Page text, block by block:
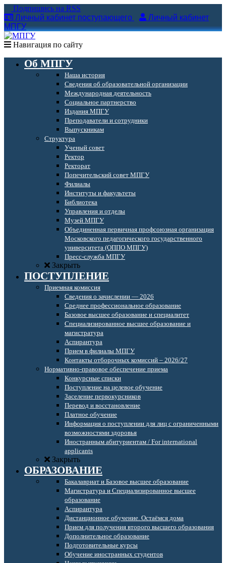
Подпишись на RSS
Личный кабинет поступающего
Личный кабинет
МПГУ
Навигация по сайту
Об МПГУ
Наша история
Сведения об образовательной организации
Международная деятельность
Социальное партнерство
Издания МПГУ
Преподаватели и сотрудники
Выпускникам
Структура
Ученый совет
Ректор
Ректорат
Попечительский совет МПГУ
Филиалы
Институты и факультеты
Библиотека
Управления и отделы
Музей МПГУ
Объединенная первичная профсоюзная организация
Московского педагогического государственного
университета (ОППО МПГУ)
Пресс-служба МПГУ
Закрыть
ПОСТУПЛЕНИЕ
Приемная комиссия
Сведения о зачислении — 2026
Среднее профессиональное образование
Базовое высшее образование и специалитет
Специализированное высшее образование и
магистратура
Аспирантура
Прием в филиалы МПГУ
Контакты отборочных комиссий – 2026/27
Нормативно-правовое обеспечение приема
Конкурсные списки
Поступление на целевое обучение
Заселение первокурсников
Перевод и восстановление
Платное обучение
Информация о поступлении для лиц с ограниченными
возможностями здоровья
Иностранным абитуриентам / For international
applicants
Закрыть
ОБРАЗОВАНИЕ
Бакалавриат и Базовое высшее образование
Магистратура и Специализированное высшее
образование
Аспирантура
Дистанционное обучение. Остаёмся дома
Прием для получения второго высшего образования
Дополнительное образование
Подготовительные курсы
Обучение иностранных студентов